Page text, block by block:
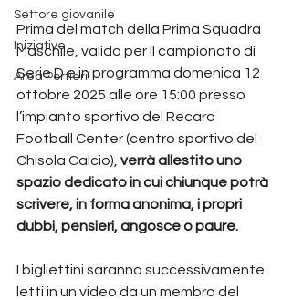
Settore giovanile
Iniziative
Area Portieri
Prima del match della Prima Squadra
Maschile, valido per il campionato di
Serie D e in programma domenica 12
ottobre 2025 alle ore 15:00 presso
l’impianto sportivo del Recaro
Football Center (centro sportivo del
Chisola Calcio), verrà allestito uno
spazio dedicato in cui chiunque potrà
scrivere, in forma anonima, i propri
dubbi, pensieri, angosce o paure.
I bigliettini saranno successivamente
letti in un video da un membro del